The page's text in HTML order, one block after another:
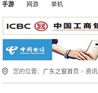
手游
网游 单机
您的位置： 广东之窗首页 >资讯